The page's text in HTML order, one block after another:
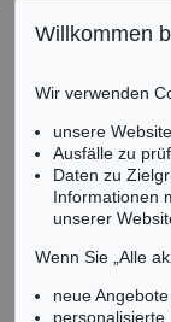
Auktion 424 -
H.
Im Freien
, 1920
Ergebnis:€
Fasanenstr.
Tel.: +49
Keine
Wir
Willkommen
Wir verwenden
unsere
Ausfälle zu
Daten zu
Informationen
unserer
Wenn Sie „Alle
neue